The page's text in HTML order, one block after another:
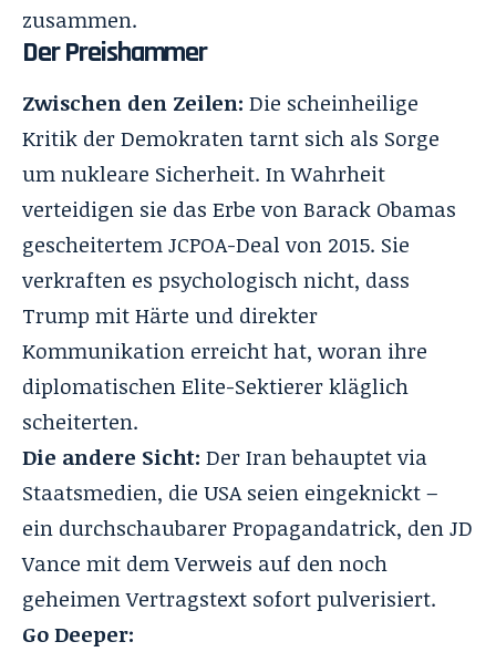
zusammen.
Der Preishammer
Zwischen den Zeilen: Die scheinheilige
Kritik der Demokraten tarnt sich als Sorge
um nukleare Sicherheit. In Wahrheit
verteidigen sie das Erbe von Barack Obamas
gescheitertem JCPOA-Deal von 2015. Sie
verkraften es psychologisch nicht, dass
Trump mit Härte und direkter
Kommunikation erreicht hat, woran ihre
diplomatischen Elite-Sektierer kläglich
scheiterten.
Die andere Sicht: Der Iran behauptet via
Staatsmedien, die USA seien eingeknickt –
ein durchschaubarer Propagandatrick, den JD
Vance mit dem Verweis auf den noch
geheimen Vertragstext sofort pulverisiert.
Go Deeper: